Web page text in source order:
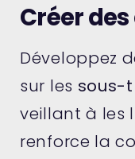
Créer
Développez
sur les sous-
veillant à les
renforce la